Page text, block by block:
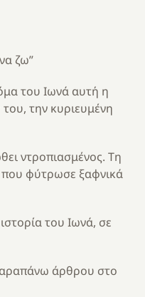
ζω”
του Ιωνά αυτή η
την κυριευμένη
ντροπιασμένος. Τη
που φύτρωσε ξαφνικά
του Ιωνά, σε
άρθρου στο